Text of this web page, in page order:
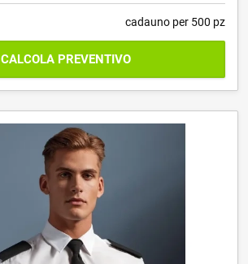
cadauno per 500 pz
CALCOLA PREVENTIVO